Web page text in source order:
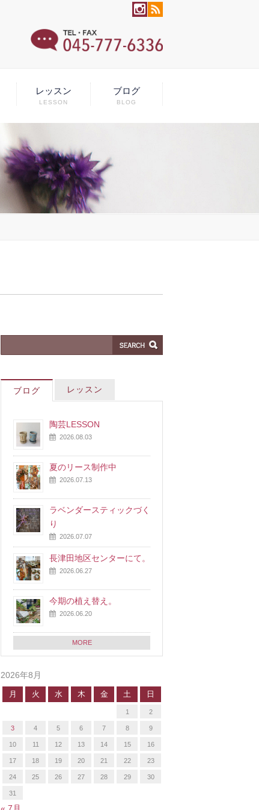
レッスン
LESSON
ブログ
BLOG
ブログ レッスン
陶芸LESSON
2026.08.03
夏のリース制作中
2026.07.13
ラベンダースティックづく
り
2026.07.07
長津田地区センターにて。
2026.06.27
今期の植え替え。
2026.06.20
MORE
2026年8月
月 火 水 木 金 土 日
1 2
3 4 5 6 7 8 9
10 11 12 13 14 15 16
17 18 19 20 21 22 23
24 25 26 27 28 29 30
31